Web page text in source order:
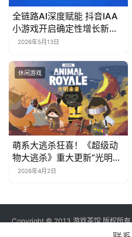
全链路AI深度赋能 抖音IAA
小游戏开启确定性增长新周
期2026年5月13日
休闲游戏
萌系大逃杀狂喜！《超级动
物大逃杀》重大更新“光明未
来”上线，隔墙杀神器来袭
2026年4月2日
Copyright © 2013 游戏茶馆 版权所有
经营许可证 川